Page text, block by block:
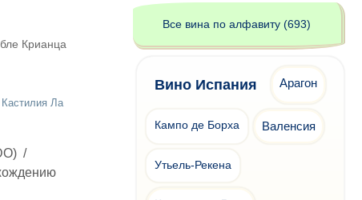
Крианца
Ла
/
Все вина по алфавиту (693)
Вино Испания Арагон
Кампо де Борха Валенсия
Утьель-Рекена